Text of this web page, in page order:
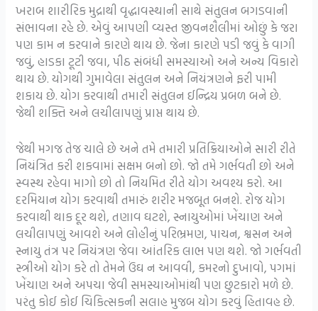
ખરાબ શારીરિક મુદ્રાથી વૃદ્ધાવસ્થાની સાથે સંતુલન બગડવાની
સંભાવના રહે છે. એવું આપણી વ્યસ્ત જીવનશૈલીમાં ઓછું કે જરા
પણ કામ ન કરવાને કારણે થાય છે. જેના કારણે પડી જવું કે વાગી
જવું, હાડકા ટૂટી જવા, પીઠ સંબંધી સમસ્યાઓ અને અન્ય વિકારો
થાય છે. યોગથી ગુમાવેલા સંતુલન અને નિયંત્રણને ફરી પામી
શકાય છે. યોગ કરવાથી તમારી સંતુલન ઈન્દ્રિય પ્રબળ બને છે.
જેથી શક્તિ અને લચીલાપણું પ્રાપ્ત થાય છે.
જેથી મગજ તેજ ચાલે છે અને તમે તમારી પ્રતિક્રિયાઓને સારી રીતે
નિયંત્રિત કરી શકવામાં સક્ષમ બનો છો. જો તમે ગર્ભવતી છો અને
સ્વસ્થ રહેવા માગો છો તો નિયમિત રીતે યોગ અવશ્ય કરો. આ
દરમિયાન યોગ કરવાથી તમારું શરીર મજબૂત બનશે. રોજ યોગ
કરવાથી થાક દૂર થશે, તણાવ ઘટશે, સ્નાયુઓમાં ખેંચાણ અને
લચીલાપણું આવશે અને લોહીનું પરિભ્રમણ, પાચન, શ્વસન અને
સ્નાયુ તંત્ર પર નિયંત્રણ જેવા આંતરિક લાભ પણ થશે. જો ગર્ભવતી
સ્ત્રીઓ યોગ કરે તો તેમને ઉંઘ ન આવવી, કમરનો દુખાવો, પગમાં
ખેંચાણ અને અપચા જેવી સમસ્યાઓમાંથી પણ છુટકારો મળે છે.
પરંતુ કોઈ કોઈ ચિકિત્સકની સલાહ મુજબ યોગ કરવું હિતાવહ છે.